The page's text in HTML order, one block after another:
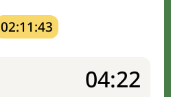
02:11:42
04:22